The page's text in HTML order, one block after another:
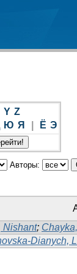
Y Z
Ю Я Ё Э
Авторы:
Nishant;
Dianych,